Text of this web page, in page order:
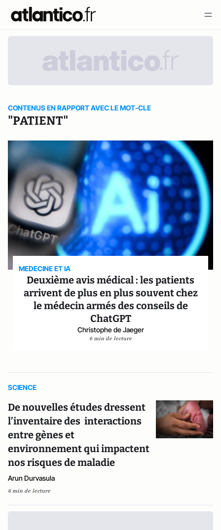
CONTENUS EN RAPPORT AVEC LE MOT-CLE
"PATIENT"
MEDECINE ET IA
Deuxième avis médical : les patients
arrivent de plus en plus souvent chez
le médecin armés des conseils de
ChatGPT
Christophe de Jaeger
6 min de lecture
SCIENCE
De nouvelles études dressent
l’inventaire des interactions
entre gènes et
environnement qui impactent
nos risques de maladie
Arun Durvasula
6 min de lecture